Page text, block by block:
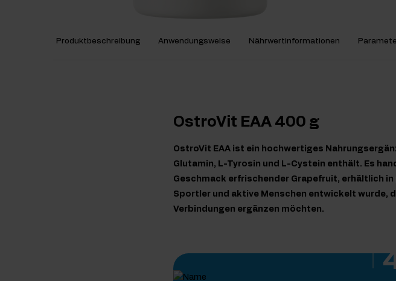
Produktbeschreibung Anwendungsweise Nährwertinformationen
OstroVit EAA 400 g
OstroVit EAA ist ein hochwertiges
Glutamin, L-Tyrosin und L-Cystein enthält. Es
Geschmack erfrischender Grapefruit, erhältlich
Sportler und aktive Menschen entwickelt wurde,
Verbindungen ergänzen möchten.